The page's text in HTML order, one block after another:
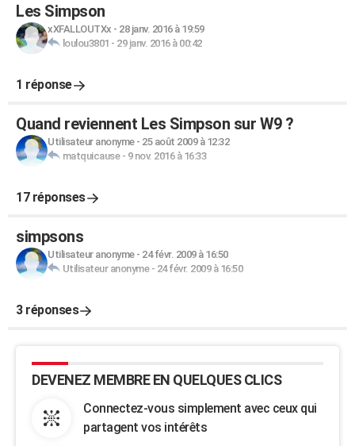
Les Simpson
xXFALLOUTXx - 28 janv. 2016 à 19:59
loulou3801 - 29 janv. 2016 à 00:42
1 réponse
Quand reviennent Les Simpson sur W9 ?
Utilisateur anonyme- 25 août 2009 à 12:32
matquicause- 9 nov. 2016 à 16:33
17 réponses
simpsons
Utilisateur anonyme- 24 févr. 2009 à 16:50
Utilisateur anonyme- 24 févr. 2009 à 16:50
3 réponses
DEVENEZ MEMBRE EN QUELQUES CLICS
Connectez-vous simplement avec ceux qui
partagent vos intérêts